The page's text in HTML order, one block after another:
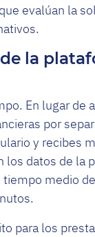
evalúan la
la
En lugar de
por
y recibes
los datos de la
medio
para los